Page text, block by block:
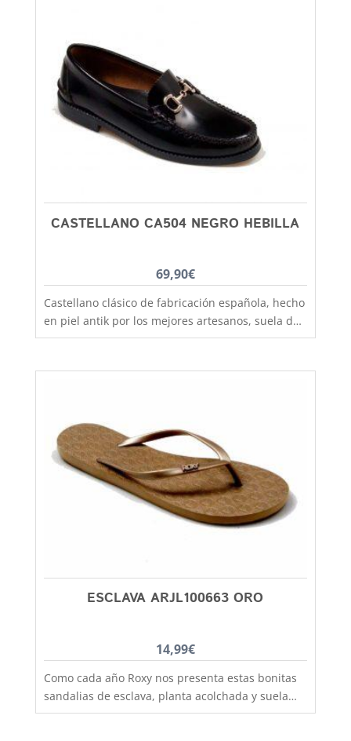
CASTELLANO CA504 NEGRO HEBILLA
69,90€
Castellano clásico de fabricación española, hecho
en piel antik por los mejores artesanos, suela de
goma antideslizante que aislara tu pie del frío y
utilizarlo tanto para colegio como para vestir más
desde la talla 35 a la 41. En Capitán Malaspina
zapatos mas baratos y de mejor calidad.
ESCLAVA ARJL100663 ORO
14,99€
Como cada año Roxy nos presenta estas bonitas
sandalias de esclava, planta acolchada y suela
antideslizante, cuidando al máximo la calidad de